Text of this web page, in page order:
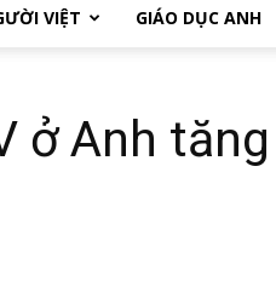
VIỆT GIÁO DỤC ANH
ở Anh